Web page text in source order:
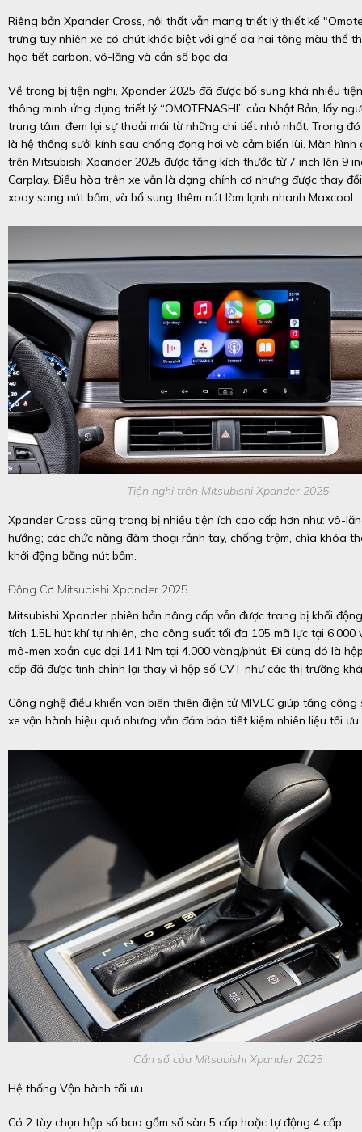
Riêng bản Xpander Cross, nội thất vẫn mang triết lý thiết kế
trưng tuy nhiên xe có chút khác biệt với ghế da hai tông màu thể
họa tiết carbon, vô-lăng và cần số bọc da.
Về trang bị tiện nghi, Xpander 2025 đã được bổ sung khá nhiều
thông minh ứng dụng triết lý “OMOTENASHI” của Nhật Bản, lấy
trung tâm, đem lại sự thoải mái từ những chi tiết nhỏ nhất. Trong
là hệ thống sưởi kính sau chống đọng hơi và cảm biến lùi. Màn
trên Mitsubishi Xpander 2025 được tăng kích thước từ 7 inch lên 9
Carplay. Điều hòa trên xe vẫn là dạng chỉnh cơ nhưng được thay
xoay sang nút bấm, và bổ sung thêm nút làm lạnh nhanh Maxcool.
Tiện nghi trên Mitsubishi Xpander 2025
Xpander Cross cũng trang bị nhiều tiện ích cao cấp hơn như: vô-
hướng; các chức năng đàm thoại rảnh tay, chống trộm, chìa khóa
khởi động bằng nút bấm.
Động Cơ Mitsubishi Xpander 2025
Mitsubishi Xpander phiên bản nâng cấp vẫn được trang bị khối
tích 1.5L hút khí tự nhiên, cho công suất tối đa 105 mã lực tại 6.000
mô-men xoắn cực đại 141 Nm tại 4.000 vòng/phút. Đi cùng đó là
cấp đã được tinh chỉnh lại thay vì hộp số CVT như các thị trường
Công nghệ điều khiển van biến thiên điện tử MIVEC giúp tăng công
xe vận hành hiệu quả nhưng vẫn đảm bảo tiết kiệm nhiên liệu tối ưu.
Cần số của Mitsubishi Xpander 2025
Hệ thống Vận hành tối ưu
Có 2 tùy chọn hộp số bao gồm số sàn 5 cấp hoặc tự động 4 cấp.